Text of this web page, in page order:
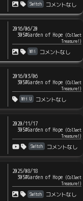
Switch
コメントなし
2016/06/20
305#Garden of Hope (Collect
Treasure!)
Wii
コメントなし
2016/03/06
305#Garden of Hope (Collect
Treasure!)
Wii U
コメントなし
2020/11/17
305#Garden of Hope (Collect
Treasure!)
Switch
コメントなし
2025/08/18
305#Garden of Hope (Collect
Treasure!)
Switch
コメントなし